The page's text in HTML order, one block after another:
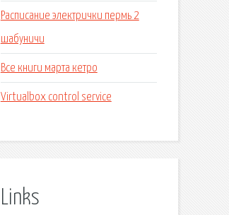
Расписание электрички пермь 2
шабуничи
Все книги марта кетро
Virtualbox control service
Links